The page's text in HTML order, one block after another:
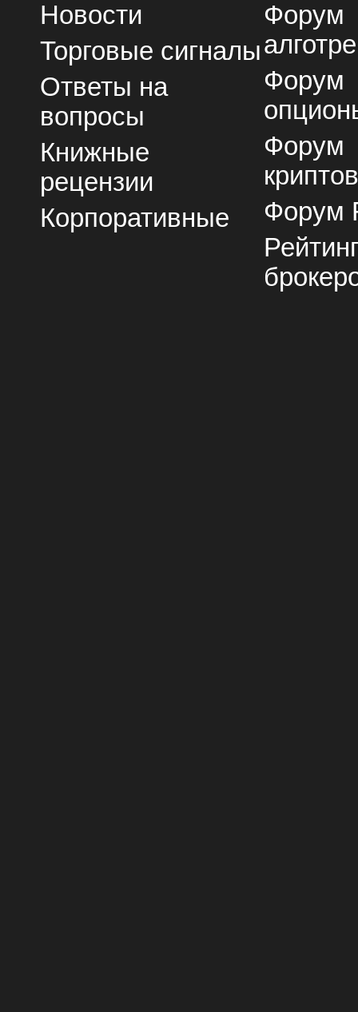
Новости
Торговые сигналы
Ответы на
вопросы
Книжные
рецензии
Корпоративные
Форум
Форум
Форум
Форум